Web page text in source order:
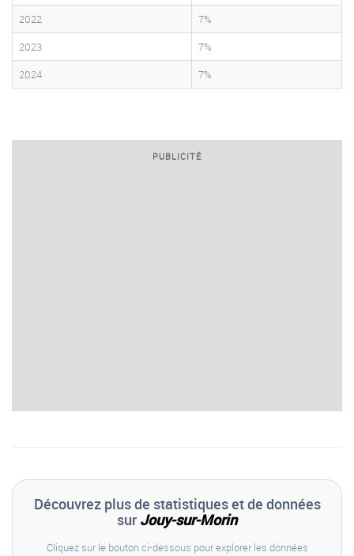
2022
7%
2023
7%
2024
7%
PUBLICITÉ
Découvrez plus de statistiques et de données
sur Jouy-sur-Morin
Cliquez sur le bouton ci-dessous pour explorer les données